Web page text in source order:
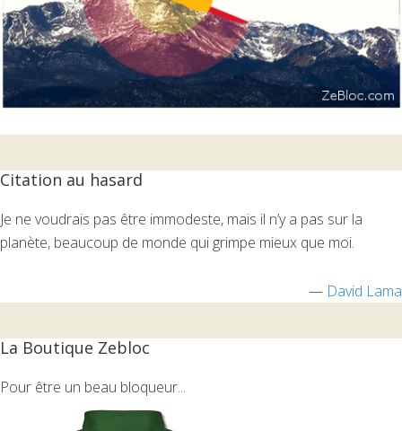
Citation au hasard
Je ne voudrais pas être immodeste, mais il n’y a pas sur la
planète, beaucoup de monde qui grimpe mieux que moi.
— David Lama
La Boutique Zebloc
Pour être un beau bloqueur...